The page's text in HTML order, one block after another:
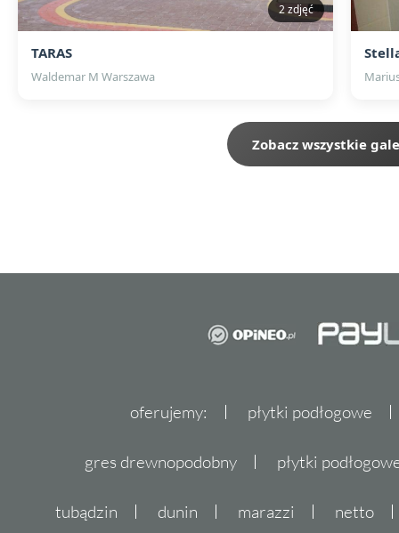
2 zdjęć
TARAS
Waldemar M Warszawa
Zobacz wszystkie
oferujemy: płytki podłogowe
gres drewnopodobny płytki
tubądzin dunin marazzi netto